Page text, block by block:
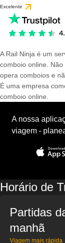
Excelente
A Rail Ninja é um
comboio online.
opera comboios e
É uma empresa
comboio online.
A nossa
viagem -
Horário de
Partidas
manhã
Viagem mais rápida